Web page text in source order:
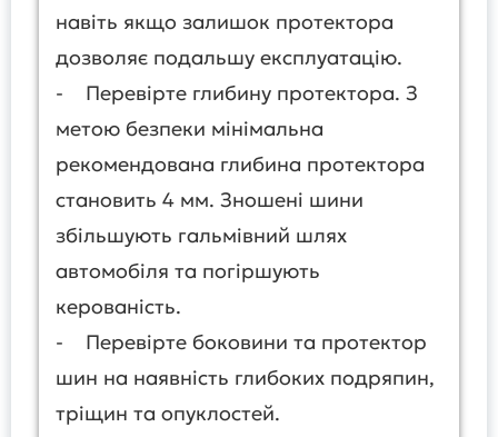
навіть якщо залишок протектора
дозволяє подальшу експлуатацію.
- Перевірте глибину протектора. З
метою безпеки мінімальна
рекомендована глибина протектора
становить 4 мм. Зношені шини
збільшують гальмівний шлях
автомобіля та погіршують
керованість.
- Перевірте боковини та протектор
шин на наявність глибоких подряпин,
тріщин та опуклостей.